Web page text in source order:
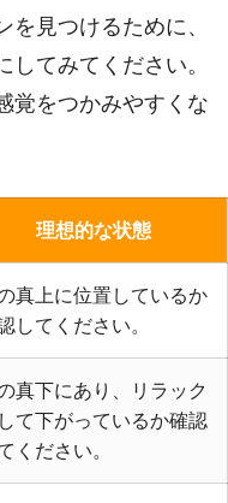
見つけるために、
てみてください。
覚をつかみやすくな
理想的な状態
真上に位置しているか
してください。
真下にあり、リラック
て下がっているか確認
ください。